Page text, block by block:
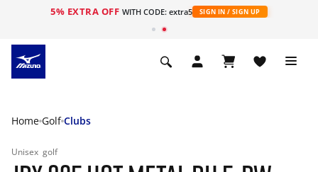
5% EXTRA OFF WITH CODE: extra5 SIGN IN / SIGN UP
Home Golf Clubs
Unisex golf